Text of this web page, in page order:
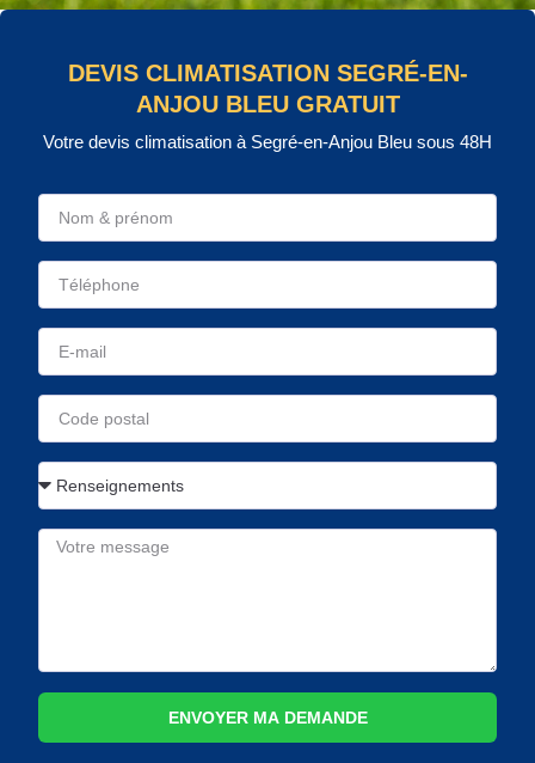
DEVIS CLIMATISATION SEGRÉ-EN-
ANJOU BLEU GRATUIT
Votre devis climatisation à Segré-en-Anjou Bleu sous 48H
ENVOYER MA DEMANDE